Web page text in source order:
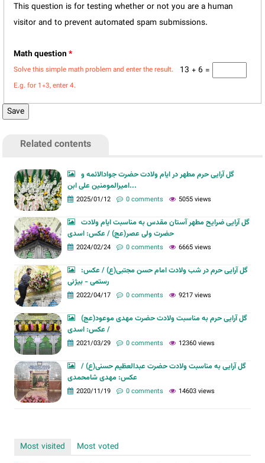
This question is for testing whether or not you are a human
visitor and to prevent automated spam submissions.
Math question*
13 + 6 =
Solve this simple math problem and enter the result.
E.g. for 1+3, enter 4.
Related contents
گل آرایی حرم مطهر در ایام ولادت حضرت جوادالائمه و
امیرالمومنین علی ابن...
2025/01/12 0 comments 5055 views
گل آرایی ضرایح مطهر آستان مقدس به مناسبت ایام ولادت
حضرت ولی عصر(عج) / عکس: اسدی
2024/02/24 0 comments 6665 views
گل آرایی حرم در شب ولادت امام حسن مجتبی(ع) / عکس:
رستمی - بیژنی
2022/04/17 0 comments 9217 views
گل آرایی حرم به مناسبت ولادت حضرت مهدی موعود(عج)
/ عکس: اسدی
2021/03/29 0 comments 12360 views
گل آرایی به مناسبت ولادت حضرت عبدالعظیم حسنی(ع) /
عکس: مهدی شامحمدی
2020/11/19 0 comments 14603 views
Most visited
Most voted